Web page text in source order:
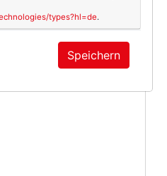
types?hl=de.
Speichern